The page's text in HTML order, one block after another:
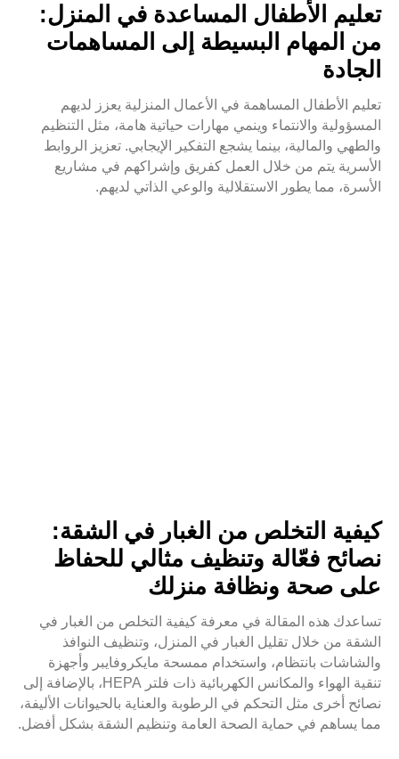
تعليم الأطفال المساعدة في المنزل:
من المهام البسيطة إلى المساهمات
الجادة
تعليم الأطفال المساهمة في الأعمال المنزلية يعزز لديهم
المسؤولية والانتماء وينمي مهارات حياتية هامة، مثل التنظيم
والطهي والمالية، بينما يشجع التفكير الإيجابي. تعزيز الروابط
الأسرية يتم من خلال العمل كفريق وإشراكهم في مشاريع
الأسرة، مما يطور الاستقلالية والوعي الذاتي لديهم.
كيفية التخلص من الغبار في الشقة:
نصائح فعّالة وتنظيف مثالي للحفاظ
على صحة ونظافة منزلك
تساعدك هذه المقالة في معرفة كيفية التخلص من الغبار في
الشقة من خلال تقليل الغبار في المنزل، وتنظيف النوافذ
والشاشات بانتظام، واستخدام ممسحة مايكروفايبر وأجهزة
تنقية الهواء والمكانس الكهربائية ذات فلتر HEPA، بالإضافة إلى
نصائح أخرى مثل التحكم في الرطوبة والعناية بالحيوانات الأليفة،
مما يساهم في حماية الصحة العامة وتنظيم الشقة بشكل أفضل.